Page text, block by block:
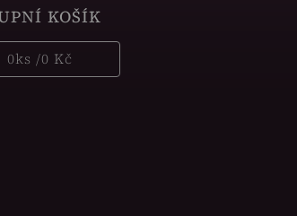
KOŠÍK
0ks /0 Kč